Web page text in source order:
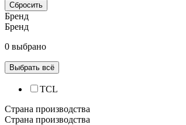
Сбросить
Бренд
Бренд
0 выбрано
Выбрать всё
TCL
Страна производства
Страна производства